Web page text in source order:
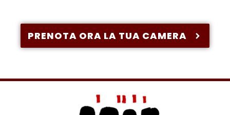
PRENOTA ORA LA TUA CAMERA